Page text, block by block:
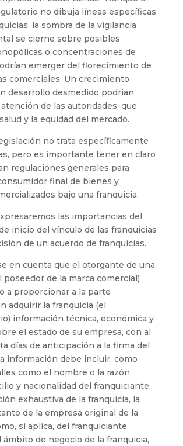
no dibuja líneas específicas
la sombra de la vigilancia
se cierne sobre posibles
o concentraciones de
emerger del florecimiento de
comerciales. Un crecimiento
desarrollo desmedido podrían
de las autoridades, que
y la equidad del mercado.
no trata específicamente
pero es importante tener en claro
regulaciones generales para
final de bienes y
bajo una franquicia.
las importancias del
inicio del vínculo de las franquicias
de un acuerdo de franquicias.
en cuenta que el otorgante de una
poseedor de la marca comercial)
a proporcionar a la parte
adquirir la franquicia (el
información técnica, económica y
el estado de su empresa, con al
días de anticipación a la firma del
información debe incluir, como
como el nombre o la razón
y nacionalidad del franquiciante,
exhaustiva de la franquicia, la
de la empresa original de la
si aplica, del franquiciante
ámbito de negocio de la franquicia,